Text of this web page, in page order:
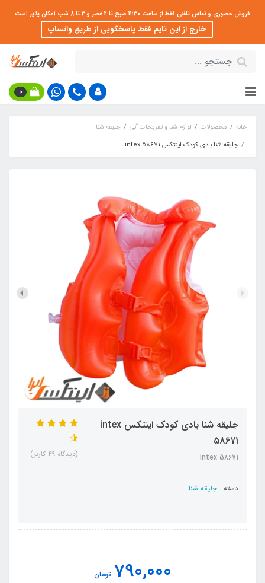
فروش حضوری و تماس تلفنی فقط از ساعت 11:30 صبح تا 2 عصر و 3 تا 8 شب امکان پذیر است
خارج از این تایم فقط پاسخگویی از طریق واتساپ
0
خانه محصولات لوازم شنا و تفریحات آبی
جلیقه شنا
جلیقه شنا بادی کودک اینتکس intex 58671
جلیقه شنا بادی کودک اینتکس intex
58671
intex 58671
دسته : جلیقه شنا
(دیدگاه 49 کاربر)
790,000 تومان